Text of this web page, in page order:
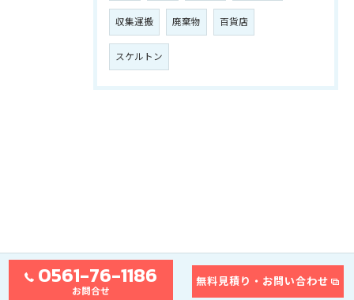
収集運搬 廃棄物 百貨店
スケルトン
0561-76-1186
お問合せ
無料見積り・お問い合わせ